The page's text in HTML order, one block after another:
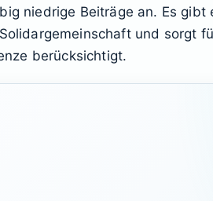
niedrige Beiträge an. Es
und sorgt
berücksichtigt.